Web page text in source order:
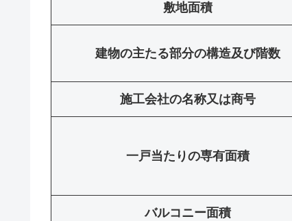
敷地面積
建物の主たる部分の構造及び階数
施工会社の名称又は商号
一戸当たりの専有面積
バルコニー面積